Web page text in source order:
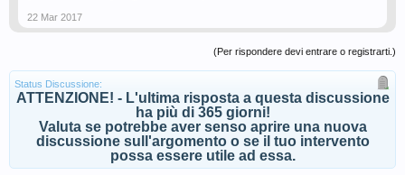
22 Mar 2017
(Per rispondere devi entrare o registrarti.)
Status Discussione:
ATTENZIONE! - L'ultima risposta a questa discussione
ha più di 365 giorni!
Valuta se potrebbe aver senso aprire una nuova
discussione sull'argomento o se il tuo intervento
possa essere utile ad essa.